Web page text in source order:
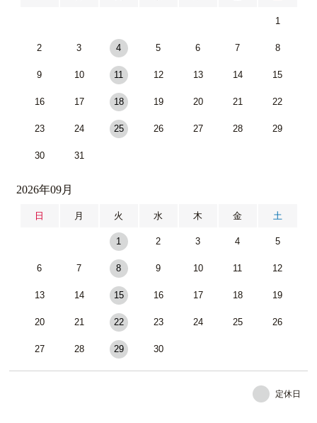
1
2 3 4 5 6 7 8
9 10 11 12 13 14 15
16 17 18 19 20 21 22
23 24 25 26 27 28 29
30 31
2026年09月
日 月 火 水 木 金 土
1 2 3 4 5
6 7 8 9 10 11 12
13 14 15 16 17 18 19
20 21 22 23 24 25 26
27 28 29 30
定休日